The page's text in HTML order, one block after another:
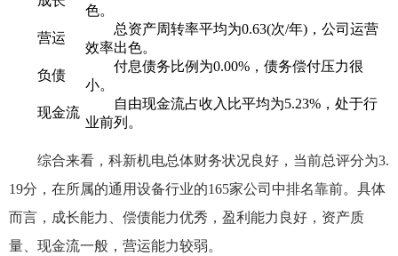
色。
营运
总资产周转率平均为0.63(次/年)，公司运营
效率出色。
负债
付息债务比例为0.00%，债务偿付压力很
小。
现金流
自由现金流占收入比平均为5.23%，处于行
业前列。
综合来看，科新机电总体财务状况良好，当前总评分为3.
19分，在所属的通用设备行业的165家公司中排名靠前。具体
而言，成长能力、偿债能力优秀，盈利能力良好，资产质
量、现金流一般，营运能力较弱。